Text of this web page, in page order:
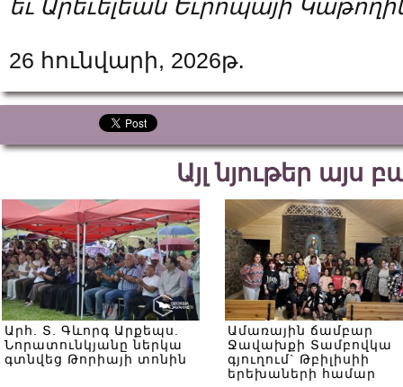
եւ Արեւելեան Եւրոպայի
26 հունվարի, 2026թ․
Այլ նյութեր այս
Արհ. Տ. Գևորգ Արքեպս.
Նորատունկյանը ներկա
գտնվեց Թորիայի տոնին
Ամառային ճամբար
Ջավախքի Տամբովկա
գյուղում` Թբիլիսիի
երեխաների համար